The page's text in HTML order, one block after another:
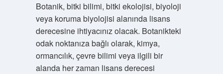
Botanik, bitki bilimi, bitki ekolojisi, biyoloji
veya koruma biyolojisi alanında lisans
derecesine ihtiyacınız olacak. Botanikteki
odak noktanıza bağlı olarak, kimya,
ormancılık, çevre bilimi veya ilgili bir
alanda her zaman lisans derecesi